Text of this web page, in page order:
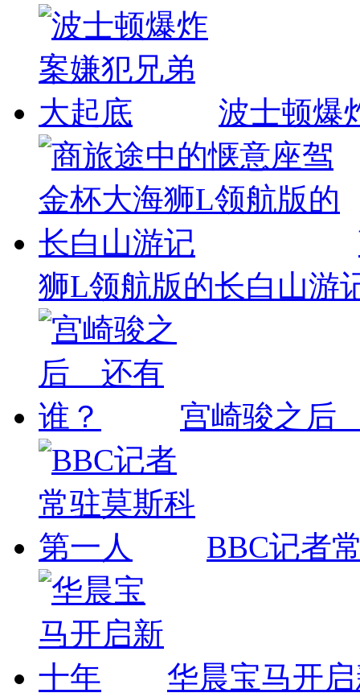
波士顿爆
狮L领航版的长白山游
宫崎骏之后
BBC记者
华晨宝马开